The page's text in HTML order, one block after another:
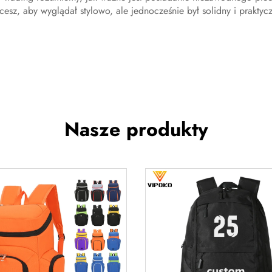
aby wyglądał stylowo, ale jednocześnie był solidny i
Nasze produkty